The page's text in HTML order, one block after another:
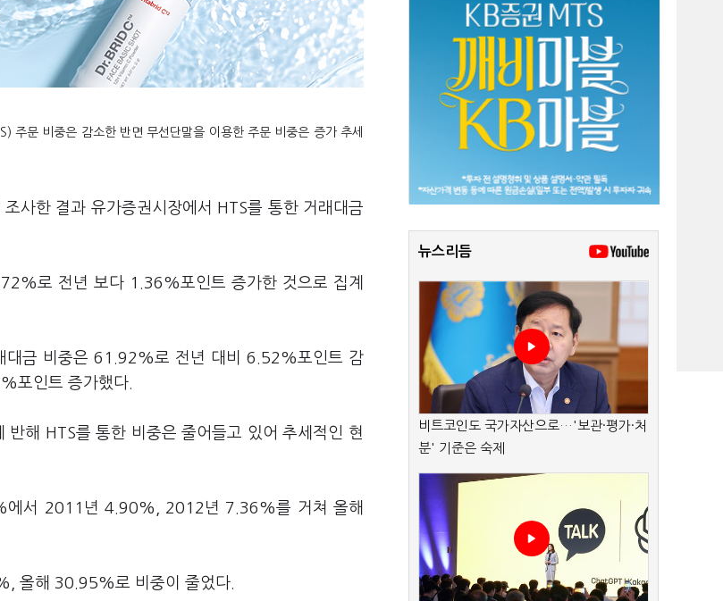
주문 비중은 감소한 반면 무선단말을 이용한 주문 비중은 증가 추세
사한 결과 유가증권시장에서 HTS를 통한 거래대금
로 전년 보다 1.36%포인트 증가한 것으로 집계
대금 비중은 61.92%로 전년 대비 6.52%포인트 감
포인트 증가했다.
해 HTS를 통한 비중은 줄어들고 있어 추세적인 현
에서 2011년 4.90%, 2012년 7.36%를 거쳐 올해
올해 30.95%로 비중이 줄었다.
뉴스리듬
비트코인도 국가자산으로…'보관·평가·처
분' 기준은 숙제